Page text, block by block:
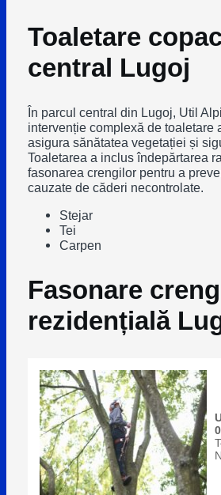
Toaletare
central Lugoj
În parcul central din Lugoj, Util
intervenție complexă de toaletare
asigura sănătatea vegetației și
Toaletarea a inclus îndepărtarea
fasonarea crengilor pentru a
cauzate de căderi necontrolate.
Stejar
Tei
Carpen
Fasonare
rezidențială